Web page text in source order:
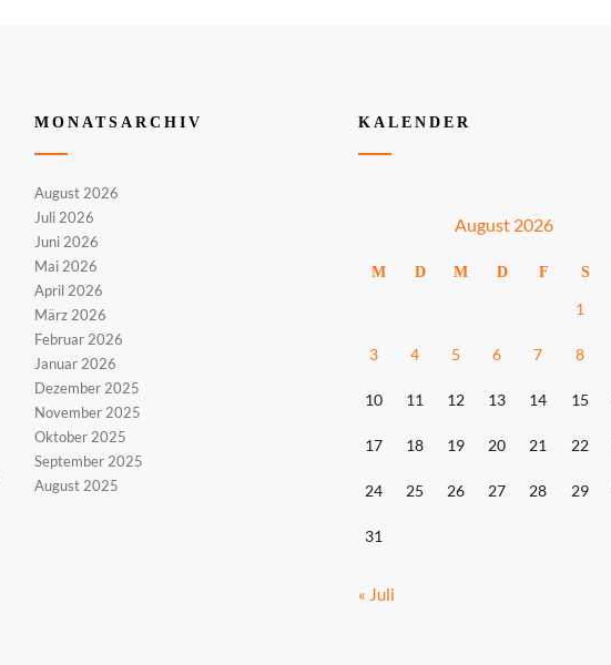
MONATSARCHIV
August 2026
Juli 2026
Juni 2026
Mai 2026
April 2026
März 2026
Februar 2026
Januar 2026
Dezember 2025
November 2025
Oktober 2025
September 2025
August 2025
KALENDER
August 2026
M D M D F S
1
3 4 5 6 7 8
10 11 12 13 14 15
17 18 19 20 21 22
24 25 26 27 28 29
31
« Juli